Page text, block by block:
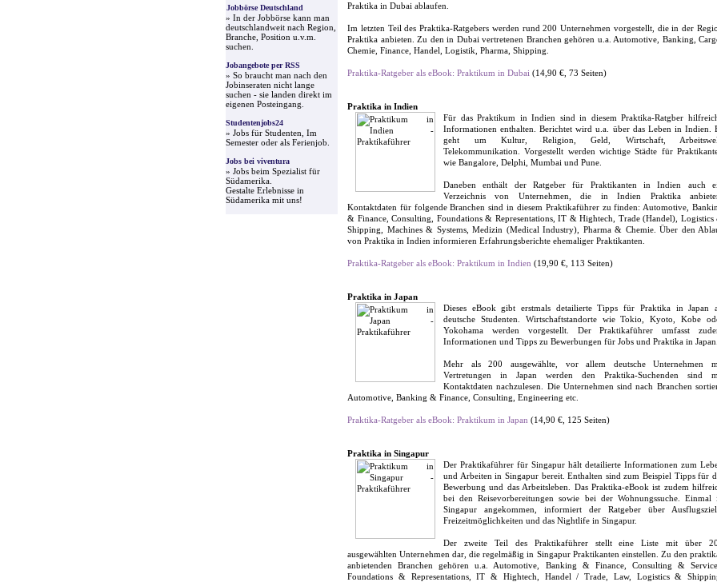
Jobbörse Deutschland
» In der Jobbörse kann man
deutschlandweit nach Region,
Branche, Position u.v.m.
suchen.
Jobangebote per RSS
» So braucht man nach den
Jobinseraten nicht lange
suchen - sie landen direkt im
eigenen Posteingang.
Studentenjobs24
» Jobs für Studenten, Im
Semester oder als Ferienjob.
Jobs bei viventura
» Jobs beim Spezialist für
Südamerika.
Gestalte Erlebnisse in
Südamerika mit uns!
Praktika in Dubai ablaufen.
Im letzten Teil des Praktika-Ratgebers werden rund 200 Unternehmen vorgestellt, die in der
Praktika anbieten. Zu den in Dubai vertretenen Branchen gehören u.a. Automotive, Banking,
Chemie, Finance, Handel, Logistik, Pharma, Shipping.
Praktika-Ratgeber als eBook: Praktikum in Dubai (14,90 €, 73 Seiten)
Praktika in Indien
Für das Praktikum in Indien sind in diesem Praktika-Ratgber
Informationen enthalten. Berichtet wird u.a. über das Leben in Indien.
geht um Kultur, Religion, Geld, Wirtschaft,
Telekommunikation. Vorgestellt werden wichtige Städte für
wie Bangalore, Delphi, Mumbai und Pune.
Daneben enthält der Ratgeber für Praktikanten in Indien auch
Verzeichnis von Unternehmen, die in Indien Praktika
Kontaktdaten für folgende Branchen sind in diesem Praktikaführer zu finden: Automotive,
& Finance, Consulting, Foundations & Representations, IT & Hightech, Trade (Handel), Logistics
Shipping, Machines & Systems, Medizin (Medical Industry), Pharma & Chemie. Über den
von Praktika in Indien informieren Erfahrungsberichte ehemaliger Praktikanten.
Praktika-Ratgeber als eBook: Praktikum in Indien (19,90 €, 113 Seiten)
Praktika in Japan
Dieses eBook gibt erstmals detailierte Tipps für Praktika in Japan
deutsche Studenten. Wirtschaftstandorte wie Tokio, Kyoto, Kobe
Yokohama werden vorgestellt. Der Praktikaführer umfasst
Informationen und Tipps zu Bewerbungen für Jobs und Praktika in Japan.
Mehr als 200 ausgewählte, vor allem deutsche Unternehmen
Vertretungen in Japan werden den Praktika-Suchenden sind
Kontaktdaten nachzulesen. Die Unternehmen sind nach Branchen
Automotive, Banking & Finance, Consulting, Engineering etc.
Praktika-Ratgeber als eBook: Praktikum in Japan (14,90 €, 125 Seiten)
Praktika in Singapur
Der Praktikaführer für Singapur hält detailierte Informationen zum
und Arbeiten in Singapur bereit. Enthalten sind zum Beispiel Tipps für
Bewerbung und das Arbeitsleben. Das Praktika-eBook ist zudem
bei den Reisevorbereitungen sowie bei der Wohnungssuche. Einmal
Singapur angekommen, informiert der Ratgeber über
Freizeitmöglichkeiten und das Nightlife in Singapur.
Der zweite Teil des Praktikaführer stellt eine Liste mit über
ausgewählten Unternehmen dar, die regelmäßig in Singapur Praktikanten einstellen. Zu den
anbietenden Branchen gehören u.a. Automotive, Banking & Finance, Consulting &
Foundations & Representations, IT & Hightech, Handel / Trade, Law, Logistics &